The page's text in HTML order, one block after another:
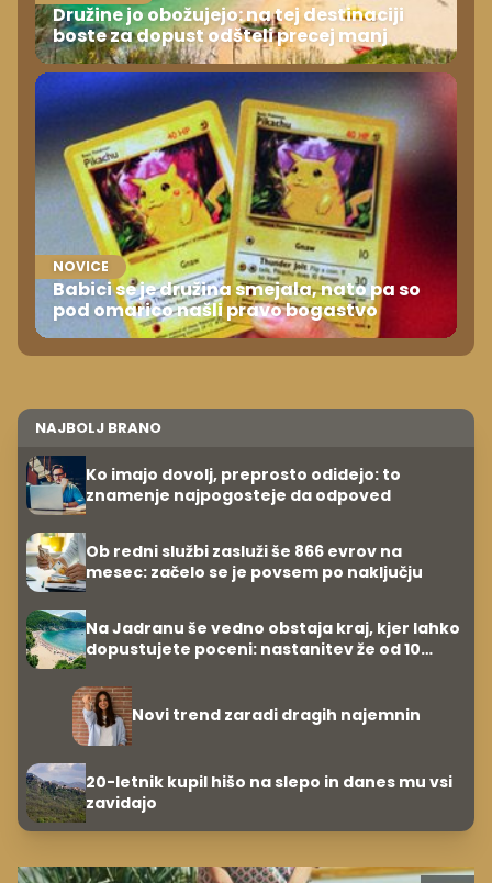
Družine jo obožujejo: na tej destinaciji
boste za dopust odšteli precej manj
NOVICE
Babici se je družina smejala, nato pa so
pod omarico našli pravo bogastvo
NAJBOLJ BRANO
Ko imajo dovolj, preprosto odidejo: to
znamenje najpogosteje da odpoved
Ob redni službi zasluži še 866 evrov na
mesec: začelo se je povsem po naključju
Na Jadranu še vedno obstaja kraj, kjer lahko
dopustujete poceni: nastanitev že od 10
Novi trend zaradi dragih najemnin
20-letnik kupil hišo na slepo in danes mu vsi
zavidajo